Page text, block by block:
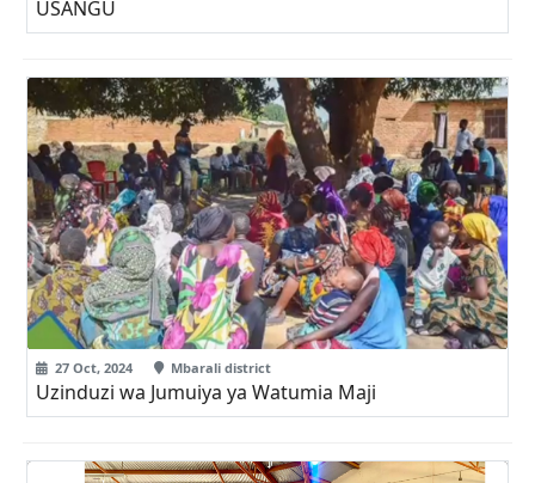
USANGU
27 Oct, 2024 Mbarali district
Uzinduzi wa Jumuiya ya Watumia Maji